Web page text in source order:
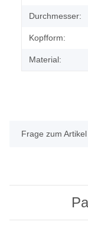
Durchmesser:
Kopfform:
Material:
Frage zum Artikel